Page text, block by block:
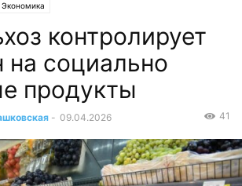
Экономика
контролирует
на социально
продукты
- 09.04.2026 41